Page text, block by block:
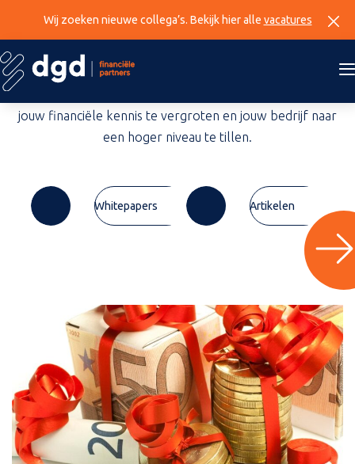
Wij zoeken nieuwe collega’s. Bekijk hier alle vacatures
Kennisbank
Ontdek onze uitgebreide verzameling van waardevolle
jouw financiële kennis te vergroten en jouw bedrijf naar
een hoger niveau te tillen.
Whitepapers Artikelen